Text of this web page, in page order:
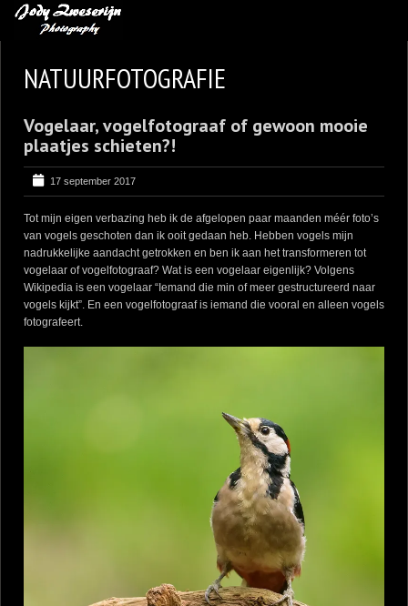
BLOG
LEREN VAN KUNST
BENCE MATE FOTOHUTTEN
OVER MIJ
CONTACT
NATUURFOTOGRAFIE
Vogelaar, vogelfotograaf of gewoon mooie
plaatjes schieten?!
17 september 2017
Tot mijn eigen verbazing heb ik de afgelopen paar maanden méér foto’s
van vogels geschoten dan ik ooit gedaan heb. Hebben vogels mijn
nadrukkelijke aandacht getrokken en ben ik aan het transformeren tot
vogelaar of vogelfotograaf? Wat is een vogelaar eigenlijk? Volgens
Wikipedia is een vogelaar “Iemand die min of meer gestructureerd naar
vogels kijkt”. En een vogelfotograaf is iemand die vooral en alleen vogels
fotografeert.